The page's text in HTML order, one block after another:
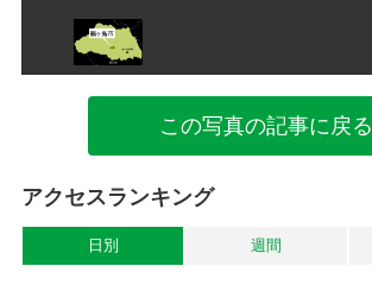
この写真の記事に戻る
アクセスランキング
日別 週間